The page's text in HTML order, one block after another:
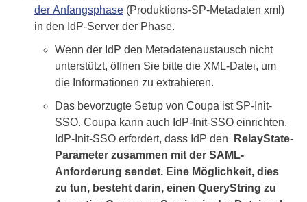
der Anfangsphase (Produktions-SP-Metadaten xml)
in den IdP-Server der Phase.
Wenn der IdP den Metadatenaustausch nicht
unterstützt, öffnen Sie bitte die XML-Datei, um
die Informationen zu extrahieren.
Das bevorzugte Setup von Coupa ist SP-Init-
SSO. Coupa kann auch IdP-Init-SSO einrichten,
IdP-Init-SSO erfordert, dass IdP den
RelayState-
Parameter zusammen mit der SAML-
Anforderung sendet. Eine Möglichkeit, dies
zu tun, besteht darin, einen QueryString zu